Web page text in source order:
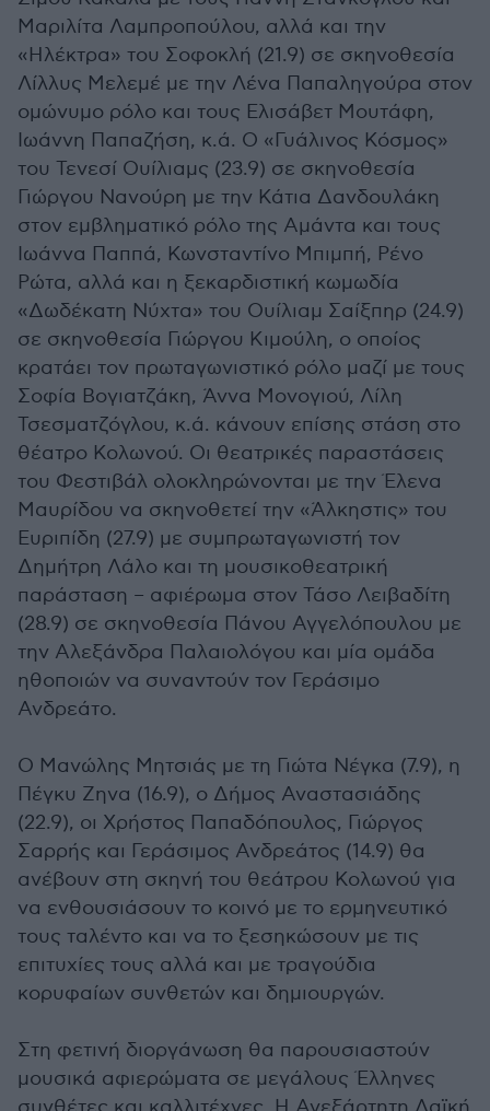
Μαριλίτα Λαμπροπούλου, αλλά και την
«Ηλέκτρα» του Σοφοκλή (21.9) σε σκηνοθεσία
Λίλλυς Μελεμέ με την Λένα Παπαληγούρα στον
ομώνυμο ρόλο και τους Ελισάβετ Μουτάφη,
Ιωάννη Παπαζήση, κ.ά. Ο «Γυάλινος Κόσμος»
του Τενεσί Ουίλιαμς (23.9) σε σκηνοθεσία
Γιώργου Νανούρη με την Κάτια Δανδουλάκη
στον εμβληματικό ρόλο της Αμάντα και τους
Ιωάννα Παππά, Κωνσταντίνο Μπιμπή, Ρένο
Ρώτα, αλλά και η ξεκαρδιστική κωμωδία
«Δωδέκατη Νύχτα» του Ουίλιαμ Σαίξπηρ (24.9)
σε σκηνοθεσία Γιώργου Κιμούλη, ο οποίος
κρατάει τον πρωταγωνιστικό ρόλο μαζί με τους
Σοφία Βογιατζάκη, Άννα Μονογιού, Λίλη
Τσεσματζόγλου, κ.ά. κάνουν επίσης στάση στο
θέατρο Κολωνού. Οι θεατρικές παραστάσεις
του Φεστιβάλ ολοκληρώνονται με την Έλενα
Μαυρίδου να σκηνοθετεί την «Άλκηστις» του
Ευριπίδη (27.9) με συμπρωταγωνιστή τον
Δημήτρη Λάλο και τη μουσικοθεατρική
παράσταση – αφιέρωμα στον Τάσο Λειβαδίτη
(28.9) σε σκηνοθεσία Πάνου Αγγελόπουλου με
την Αλεξάνδρα Παλαιολόγου και μία ομάδα
ηθοποιών να συναντούν τον Γεράσιμο
Ανδρεάτο.
Ο Μανώλης Μητσιάς με τη Γιώτα Νέγκα (7.9), η
Πέγκυ Ζηνα (16.9), ο Δήμος Αναστασιάδης
(22.9), οι Χρήστος Παπαδόπουλος, Γιώργος
Σαρρής και Γεράσιμος Ανδρεάτος (14.9) θα
ανέβουν στη σκηνή του θεάτρου Κολωνού για
να ενθουσιάσουν το κοινό με το ερμηνευτικό
τους ταλέντο και να το ξεσηκώσουν με τις
επιτυχίες τους αλλά και με τραγούδια
κορυφαίων συνθετών και δημιουργών.
Στη φετινή διοργάνωση θα παρουσιαστούν
μουσικά αφιερώματα σε μεγάλους Έλληνες